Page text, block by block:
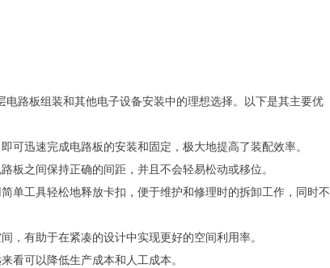
电路板组装和其他电子设备安装中的理想选择。以下是其主要优
可迅速完成电路板的安装和固定，极大地提高了装配效率。
板之间保持正确的间距，并且不会轻易松动或移位。
单工具轻松地释放卡扣，便于维护和修理时的拆卸工作，同时不
，有助于在紧凑的设计中实现更好的空间利用率。
看可以降低生产成本和人工成本。